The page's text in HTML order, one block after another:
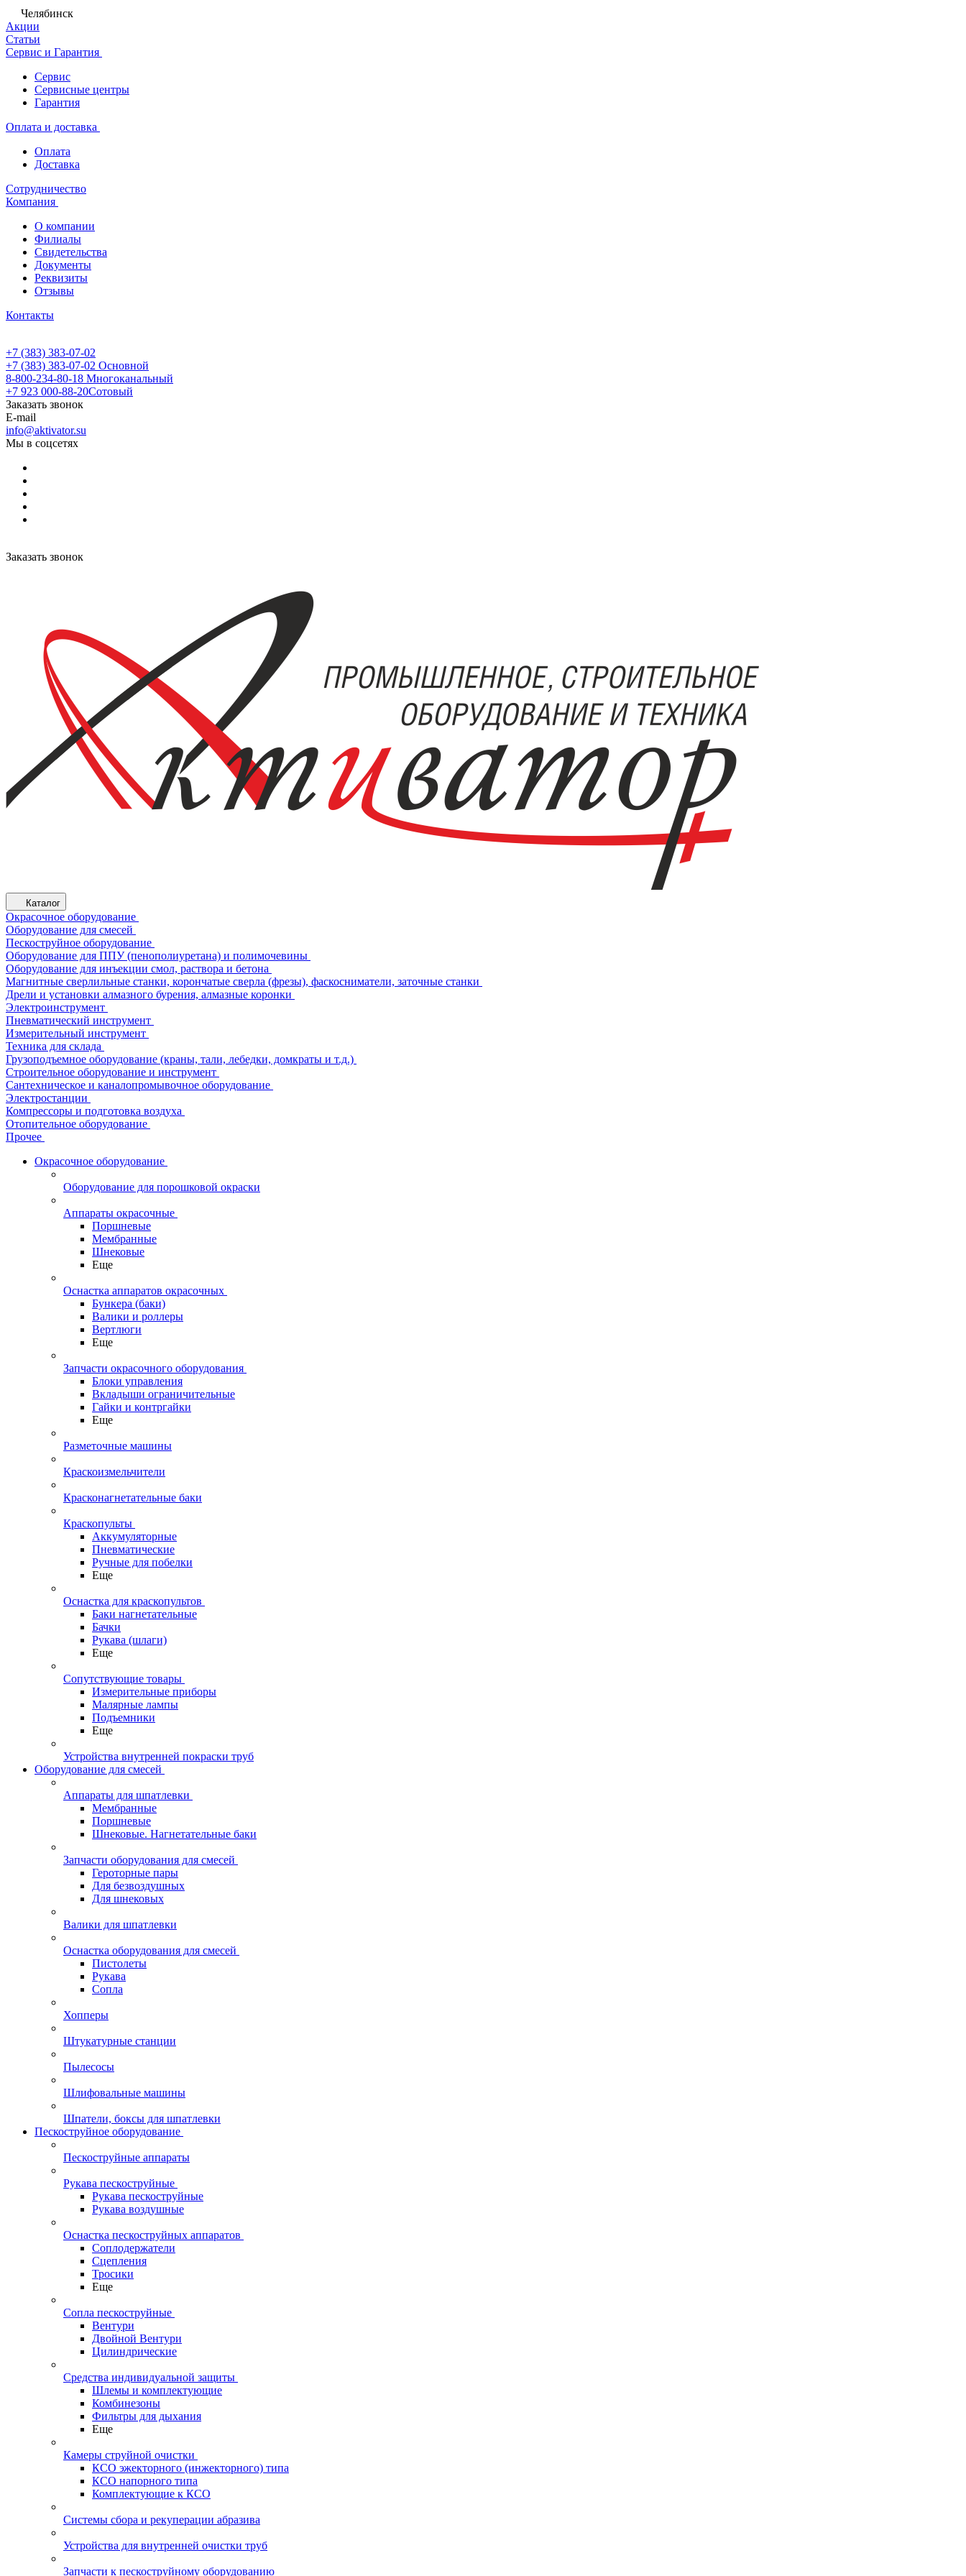
Челябинск
Акции
Статьи
Сервис и Гарантия
Сервис
Сервисные центры
Гарантия
Оплата и доставка
Оплата
Доставка
Сотрудничество
Компания
О компании
Филиалы
Свидетельства
Документы
Реквизиты
Отзывы
Контакты
+7 (383) 383-07-02
+7 (383) 383-07-02 Основной
8-800-234-80-18 Многоканальный
+7 923 000-88-20Сотовый
Заказать звонок
E-mail
info@aktivator.su
Мы в соцсетях
Заказать звонок
Каталог
Окрасочное оборудование
Оборудование для смесей
Пескоструйное оборудование
Оборудование для ППУ (пенополиуретана) и полимочевины
Оборудование для инъекции смол, раствора и бетона
Магнитные сверлильные станки, корончатые сверла (фрезы), фаскосниматели, заточные станки
Дрели и установки алмазного бурения, алмазные коронки
Электроинструмент
Пневматический инструмент
Измерительный инструмент
Техника для склада
Грузоподъемное оборудование (краны, тали, лебедки, домкраты и т.д.)
Строительное оборудование и инструмент
Сантехническое и каналопромывочное оборудование
Электростанции
Компрессоры и подготовка воздуха
Отопительное оборудование
Прочее
Окрасочное оборудование
Оборудование для порошковой окраски
Аппараты окрасочные
Поршневые
Мембранные
Шнековые
Еще
Оснастка аппаратов окрасочных
Бункера (баки)
Валики и роллеры
Вертлюги
Еще
Запчасти окрасочного оборудования
Блоки управления
Вкладыши ограничительные
Гайки и контргайки
Еще
Разметочные машины
Краскоизмельчители
Красконагнетательные баки
Краскопульты
Аккумуляторные
Пневматические
Ручные для побелки
Еще
Оснастка для краскопультов
Баки нагнетательные
Бачки
Рукава (шлаги)
Еще
Сопутствующие товары
Измерительные приборы
Малярные лампы
Подъемники
Еще
Устройства внутренней покраски труб
Оборудование для смесей
Аппараты для шпатлевки
Мембранные
Поршневые
Шнековые. Нагнетательные баки
Запчасти оборудования для смесей
Героторные пары
Для безвоздушных
Для шнековых
Валики для шпатлевки
Оснастка оборудования для смесей
Пистолеты
Рукава
Сопла
Хопперы
Штукатурные станции
Пылесосы
Шлифовальные машины
Шпатели, боксы для шпатлевки
Пескоструйное оборудование
Пескоструйные аппараты
Рукава пескоструйные
Рукава пескоструйные
Рукава воздушные
Оснастка пескоструйных аппаратов
Соплодержатели
Сцепления
Тросики
Еще
Сопла пескоструйные
Вентури
Двойной Вентури
Цилиндрические
Средства индивидуальной защиты
Шлемы и комплектующие
Комбинезоны
Фильтры для дыхания
Еще
Камеры струйной очистки
КСО эжекторного (инжекторного) типа
КСО напорного типа
Комплектующие к КСО
Системы сбора и рекуперации абразива
Устройства для внутренней очистки труб
Запчасти к пескоструйному оборудованию